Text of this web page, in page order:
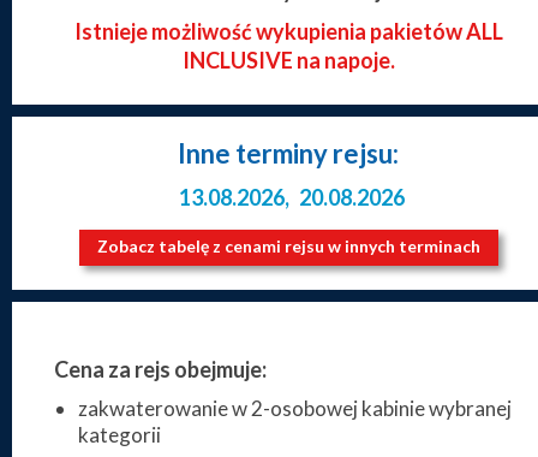
Istnieje możliwość wykupienia pakietów ALL
INCLUSIVE na napoje.
Inne terminy rejsu:
13.08.2026, 20.08.2026
Zobacz tabelę z cenami rejsu w innych terminach
Cena za rejs obejmuje:
zakwaterowanie w 2-osobowej kabinie wybranej
kategorii